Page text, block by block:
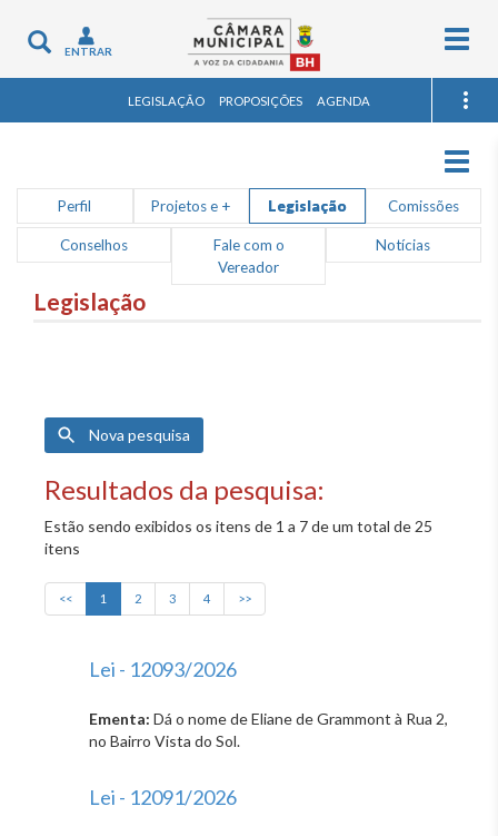
Toggle
navigation
ENTRAR
LEGISLAÇÃO PROPOSIÇÕES AGENDA
Perfil Projetos e + Legislação Comissões
Conselhos
Fale com o
Vereador
Notícias
Legislação
Nova pesquisa
Resultados da pesquisa:
Estão sendo exibidos os itens de 1 a 7 de um total de 25
itens
<< 1 2 3 4 >>
Lei - 12093/2026
Ementa: Dá o nome de Eliane de Grammont à Rua 2,
no Bairro Vista do Sol.
Lei - 12091/2026